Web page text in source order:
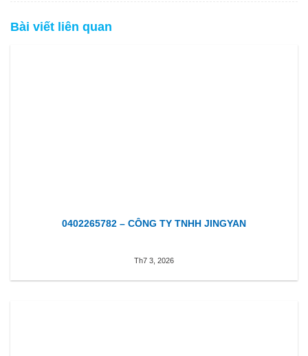
Bài viết liên quan
0402265782 – CÔNG TY TNHH JINGYAN
Th7 3, 2026